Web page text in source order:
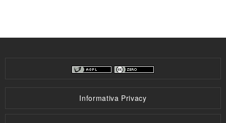
Informativa Privacy